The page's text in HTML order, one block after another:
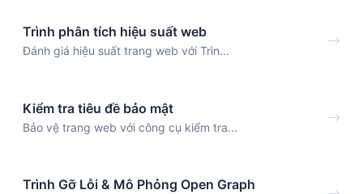
Trình phân tích hiệu suất web
Đánh giá hiệu suất trang web với Trìn...
Kiểm tra tiêu đề bảo mật
Bảo vệ trang web với công cụ kiểm tra...
Trình Gỡ Lỗi & Mô Phỏng Open Graph